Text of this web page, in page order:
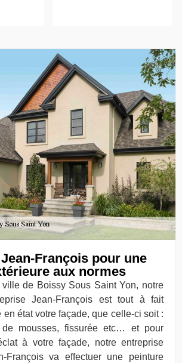
François pour une
aux normes
ville de Boissy Sous Saint Yon, notre
Jean-François est tout à fait
en état votre façade, que celle-ci soit :
de mousses, fissurée etc… et pour
à votre façade, notre entreprise
François va effectuer une peinture